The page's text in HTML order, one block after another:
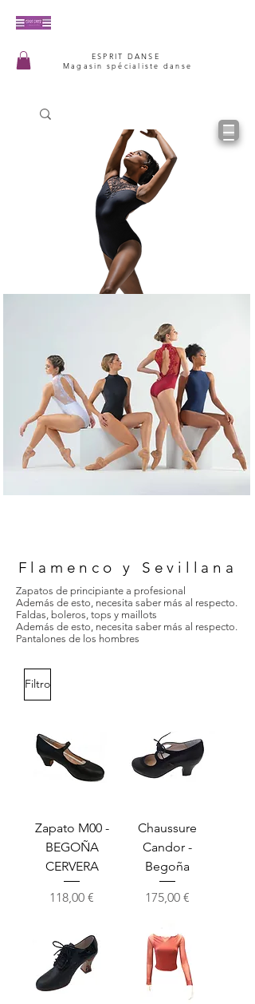
ESPRIT DANSE
Magasin spécialiste danse
Flamenco y Sevillana
Zapatos de principiante a profesional
Además de esto, necesita saber más al respecto.
Faldas, boleros, tops y maillots
Además de esto, necesita saber más al respecto.
Pantalones de los hombres
Filtro
Zapato M00 -
BEGOÑA
CERVERA
Precio
118,00 €
Chaussure
Candor -
Begoña
Precio
175,00 €